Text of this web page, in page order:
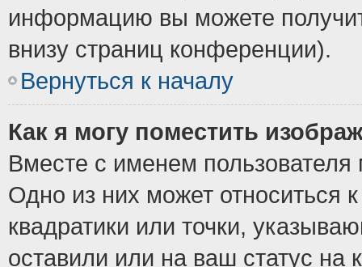
информацию вы можете
внизу страниц конференции).
Вернуться к началу
Как я могу поместить
Вместе с именем пользователя
Одно из них может относиться
квадратики или точки,
оставили или на ваш статус